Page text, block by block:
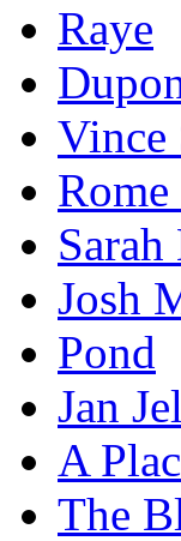
Raye
Vince
Josh
Pond
Jan
A
The